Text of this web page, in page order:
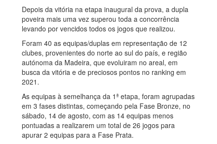
Depois da vitória na etapa inaugural da prova, a dupla
poveira mais uma vez superou toda a concorrência
levando por vencidos todos os jogos que realizou.
Foram 40 as equipas/duplas em representação de 12
clubes, provenientes do norte ao sul do país, e região
autónoma da Madeira, que evoluiram no areal, em
busca da vitória e de preciosos pontos no ranking em
2021.
As equipas à semelhança da 1ª etapa, foram agrupadas
em 3 fases distintas, começando pela Fase Bronze, no
sábado, 14 de agosto, com as 14 equipas menos
pontuadas a realizarem um total de 26 jogos para
apurar 2 equipas para a Fase Prata.